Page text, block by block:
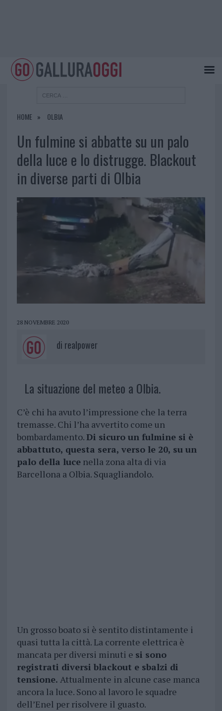
HOME OLBIA
Un fulmine si abbatte su un palo
della luce e lo distrugge. Blackout
in diverse parti di Olbia
28 NOVEMBRE 2020
di realpower
La situazione del meteo a Olbia.
C’è chi ha avuto l’impressione che la terra
tremasse. Chi l’ha avvertito come un
bombardamento.Di sicuro un fulmine si è
abbattuto, questa sera, verso le 20, su un
palo della lucenella zona alta di via
Barcellona a Olbia. Squagliandolo.
Un grosso boato si è sentito distintamente i
quasi tutta la città. La corrente elettrica è
mancata per diversi minuti e si sono
registrati diversi blackout e sbalzi di
tensione. Attualmente in alcune case manca
ancora la luce. Sono al lavoro le squadre
dell’Enel per risolvere il guasto.